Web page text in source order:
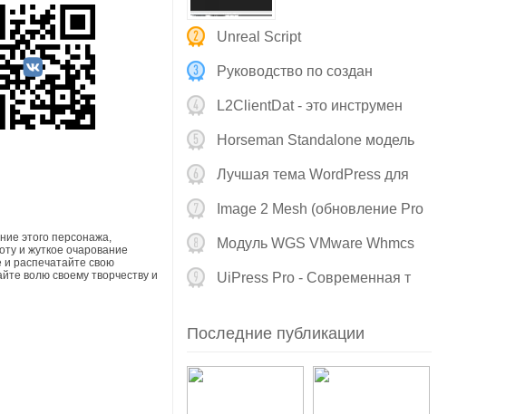
этого персонажа,
и жуткое очарование
распечатайте свою
волю своему творчеству и
Unreal Script
Руководство по создан
L2ClientDat - это инструмен
Horseman Standalone модель
Stl д
Лучшая тема WordPress для
Image 2 Mesh (обновление Pro
v
Модуль WGS VMware Whmcs
V4.0.2 о
UiPress Pro - Современная т
Последние публикации